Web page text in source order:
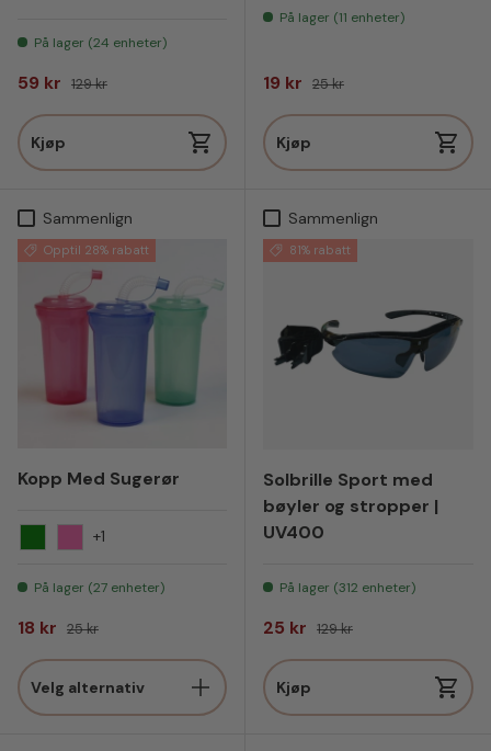
På lager (24 enheter)
Salgspris
59 kr Vanlig pris
129 kr
Kjøp
På lager (11 enheter)
Salgspris
19 kr Vanlig pris
25 kr
Kjøp
Sammenlign
Opptil 28% rabatt
Kopp Med Sugerør
+1
På lager (27 enheter)
Salgspris
18 kr Vanlig pris
25 kr
Velg alternativ
Sammenlign
81% rabatt
Solbrille Sport med
bøyler og stropper |
UV400
På lager (312 enheter)
Salgspris
25 kr Vanlig pris
129 kr
Kjøp